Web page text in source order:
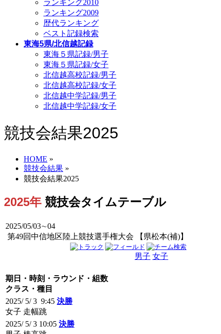
ランキング2010
ランキング2009
歴代ランキング
ベスト記録検索
東海5県/北信越記録
東海５県記録/男子
東海５県記録/女子
北信越高校記録/男子
北信越高校記録/女子
北信越中学記録/男子
北信越中学記録/女子
競技会結果2025
HOME »
競技会結果 »
競技会結果2025
2025年 競技会タイムテーブル
2025/05/03∼04
第49回中信地区陸上競技選手権大会 【県松本(補)】
男子 女子
期日・時刻・ラウンド・組数
クラス・種目
2025/ 5/ 3 9:45 決勝
女子 走幅跳
2025/ 5/ 3 10:05 決勝